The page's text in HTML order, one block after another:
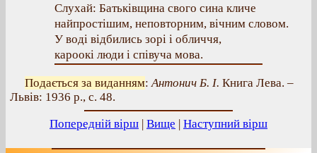
Слухай: Батьківщина свого сина кличе
найпростішим, неповторним, вічним словом.
У воді відбились зорі і обличчя,
кароокі люди і співуча мова.
Подається за виданням:Антонич Б. І. Книга Лева. –
Львів: 1936 р., с. 48.
Попередній вірш | Вище | Наступний вірш